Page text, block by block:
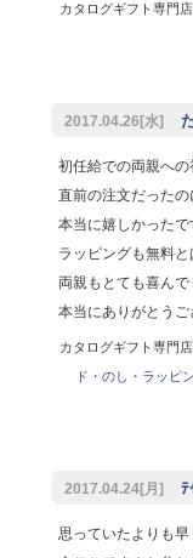
カタログギフト専門
2017.04.26[水]
初任給での両親への
直前の注文だった
本当に嬉しかったで
ラッピングも無料
両親もとても喜んで
本当にありがとうご
カタログギフト専門
ド・のし・ラッピ
2017.04.24[月]
思っていたよりも早